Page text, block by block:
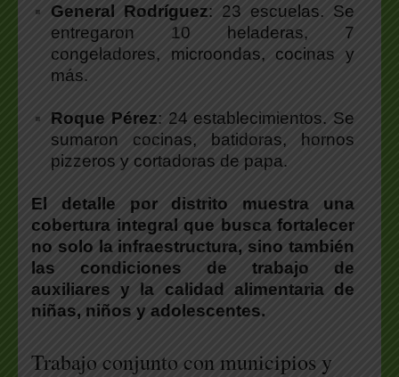
General Rodríguez: 23 escuelas. Se
entregaron 10 heladeras, 7
congeladores, microondas, cocinas y
más.
Roque Pérez: 24 establecimientos. Se
sumaron cocinas, batidoras, hornos
pizzeros y cortadoras de papa.
El detalle por distrito muestra una
cobertura integral que busca fortalecer
no solo la infraestructura, sino también
las condiciones de trabajo de
auxiliares y la calidad alimentaria de
niñas, niños y adolescentes.
Trabajo conjunto con municipios y